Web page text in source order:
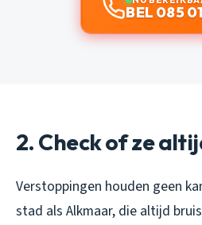
BEL 085
2. Check of ze
Verstoppingen houden geen
stad als Alkmaar, die altijd